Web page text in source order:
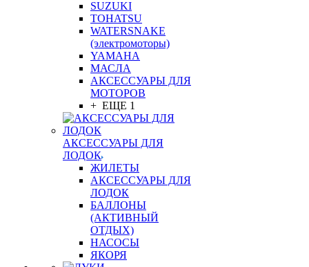
SUZUKI
TOHATSU
WATERSNAKE
(электромоторы)
YAMAHA
МАСЛА
АКСЕССУАРЫ ДЛЯ
МОТОРОВ
+ ЕЩЕ 1
АКСЕССУАРЫ ДЛЯ
ЛОДОК
ЖИЛЕТЫ
АКСЕССУАРЫ ДЛЯ
ЛОДОК
БАЛЛОНЫ
(АКТИВНЫЙ
ОТДЫХ)
НАСОСЫ
ЯКОРЯ